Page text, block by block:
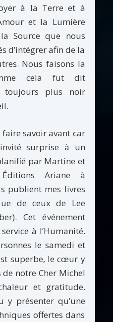
à la Terre et à
et la Lumière
Source que nous
d’intégrer afin de la
Nous faisons la
cela fut dit
plus noir
faire savoir avant car
surprise à un
par Martine et
Ariane à
publient mes livres
de ceux de Lee
Cet événement
à l’Humanité.
le samedi et
superbe, le cœur y
notre Cher Michel
et gratitude.
y présenter qu’une
offertes dans